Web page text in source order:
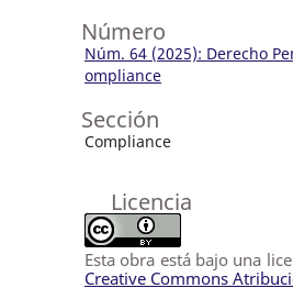
Número
Núm. 64 (2025): Derecho
ompliance
Sección
Compliance
Licencia
Esta obra está bajo una
Creative Commons